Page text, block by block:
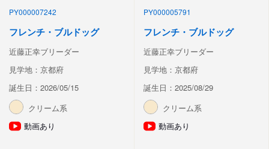
PY000007242
フレンチ・ブルドッグ
近藤正幸ブリーダー
見学地：京都府
誕生日：2026/05/15
クリーム系
動画あり
PY000005791
フレンチ・ブルドッグ
近藤正幸ブリーダー
見学地：京都府
誕生日：2025/08/29
クリーム系
動画あり